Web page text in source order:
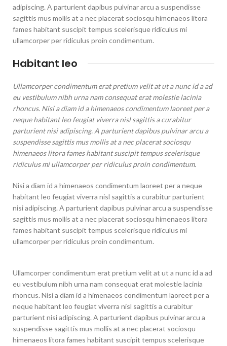
adipiscing. A parturient dapibus pulvinar arcu a suspendisse
sagittis mus mollis at a nec placerat sociosqu himenaeos litora
fames habitant suscipit tempus scelerisque ridiculus mi
ullamcorper per ridiculus proin condimentum.
Habitant leo
Ullamcorper condimentum erat pretium velit at ut a nunc id a ad
eu vestibulum nibh urna nam consequat erat molestie lacinia
rhoncus. Nisi a diam id a himenaeos condimentum laoreet per a
neque habitant leo feugiat viverra nisl sagittis a curabitur
parturient nisi adipiscing. A parturient dapibus pulvinar arcu a
suspendisse sagittis mus mollis at a nec placerat sociosqu
himenaeos litora fames habitant suscipit tempus scelerisque
ridiculus mi ullamcorper per ridiculus proin condimentum.
Nisi a diam id a himenaeos condimentum laoreet per a neque
habitant leo feugiat viverra nisl sagittis a curabitur parturient
nisi adipiscing. A parturient dapibus pulvinar arcu a suspendisse
sagittis mus mollis at a nec placerat sociosqu himenaeos litora
fames habitant suscipit tempus scelerisque ridiculus mi
ullamcorper per ridiculus proin condimentum.
Ullamcorper condimentum erat pretium velit at ut a nunc id a ad
eu vestibulum nibh urna nam consequat erat molestie lacinia
rhoncus. Nisi a diam id a himenaeos condimentum laoreet per a
neque habitant leo feugiat viverra nisl sagittis a curabitur
parturient nisi adipiscing. A parturient dapibus pulvinar arcu a
suspendisse sagittis mus mollis at a nec placerat sociosqu
himenaeos litora fames habitant suscipit tempus scelerisque